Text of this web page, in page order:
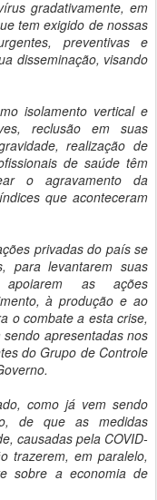
gradativamente, em
tem exigido de nossas
preventivas e
disseminação, visando
isolamento vertical e
reclusão em suas
realização de
de saúde têm
o agravamento da
que aconteceram
privadas do país se
para levantarem suas
as ações
à produção e ao
o combate a esta crise,
apresentadas nos
do Grupo de Controle
como já vem sendo
de que as medidas
causadas pela COVID-
trazerem, em paralelo,
sobre a economia de